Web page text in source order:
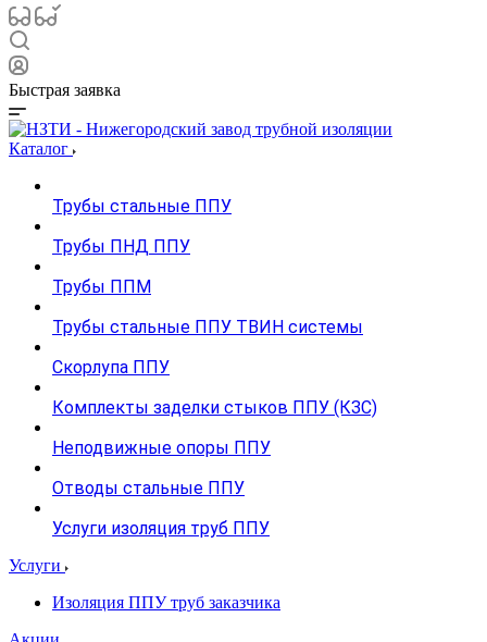
Быстрая заявка
Каталог
Трубы стальные ППУ
Трубы ПНД ППУ
Трубы ППМ
Трубы стальные ППУ ТВИН системы
Скорлупа ППУ
Комплекты заделки стыков ППУ (КЗС)
Неподвижные опоры ППУ
Отводы стальные ППУ
Услуги изоляция труб ППУ
Услуги
Изоляция ППУ труб заказчика